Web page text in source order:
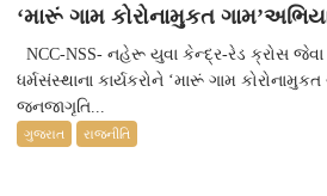
‘મારૂં ગામ કોરોનામુકત
NCC-NSS- નહેરૂ યુવા કેન્દ્ર-રેડ ક્રોસ
ધર્મસંસ્થાના કાર્યકરોને ‘મારૂં ગામ
જનજાગૃતિ...
ગુજરાત રાજનીતિ